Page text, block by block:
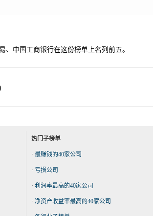
、中国工商银行在这份榜单上名列前五。
热门子榜单
· 最赚钱的40家公司
· 亏损公司
· 利润率最高的40家公司
· 净资产收益率最高的40家公司